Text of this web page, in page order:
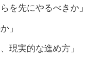
を先にやるべきか」
」
現実的な進め方」